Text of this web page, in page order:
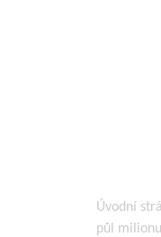
Úvodní
půl milionu